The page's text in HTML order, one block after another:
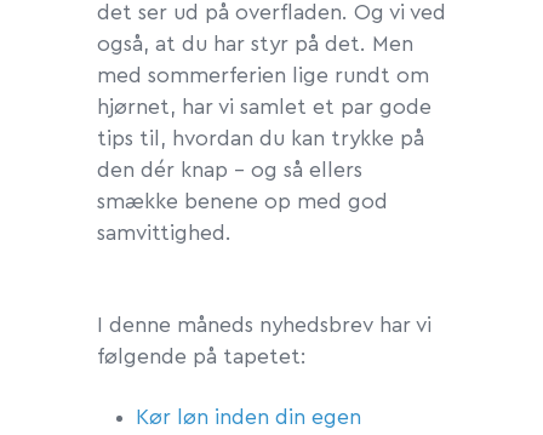
det ser ud på overfladen. Og vi ved
også, at du har styr på det. Men
med sommerferien lige rundt om
hjørnet, har vi samlet et par gode
tips til, hvordan du kan trykke på
den dér knap – og så ellers
smække benene op med god
samvittighed.
I denne måneds nyhedsbrev har vi
følgende på tapetet:
Kør løn inden din egen